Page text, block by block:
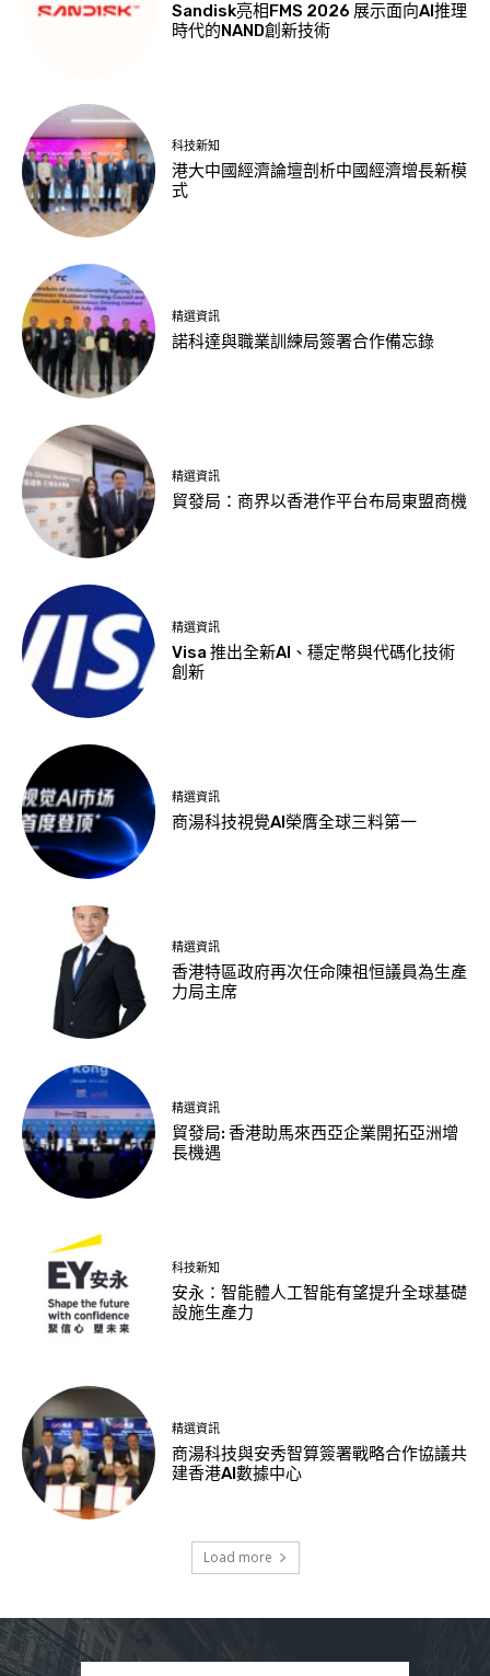
Sandisk亮相FMS 2026 展示面向AI推理
時代的NAND創新技術
科技新知
港大中國經濟論壇剖析中國經濟增長新模
式
精選資訊
諾科達與職業訓練局簽署合作備忘錄
精選資訊
貿發局：商界以香港作平台布局東盟商機
精選資訊
Visa 推出全新AI、穩定幣與代碼化技術
創新
精選資訊
商湯科技視覺AI榮膺全球三料第一
精選資訊
香港特區政府再次任命陳祖恒議員為生產
力局主席
精選資訊
貿發局: 香港助馬來西亞企業開拓亞洲增
長機遇
科技新知
安永：智能體人工智能有望提升全球基礎
設施生產力
精選資訊
商湯科技與安秀智算簽署戰略合作協議共
建香港AI數據中心
Load more